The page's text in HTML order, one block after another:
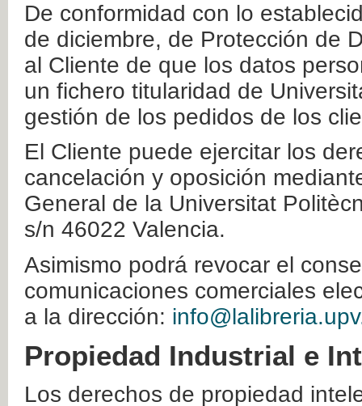
De conformidad con lo
de diciembre, de Protección de
al Cliente de que los datos
un fichero titularidad de
gestión de los pedidos de los
El Cliente puede ejercitar los
cancelación y oposición
General de la Universitat
s/n 46022 Valencia.
Asimismo podrá revocar el
comunicaciones comerciales
a la dirección:
Propiedad Industrial e
Los derechos de propiedad